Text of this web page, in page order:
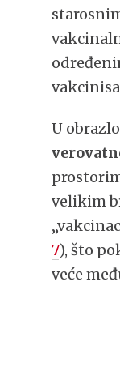
U
velikim
7), što
veće